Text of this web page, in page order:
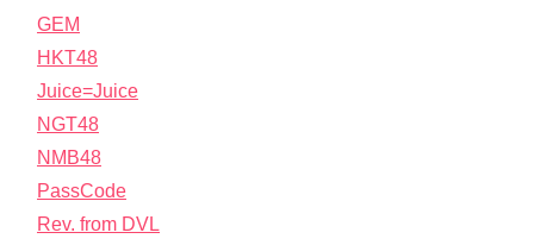
GEM
HKT48
Juice=Juice
NGT48
NMB48
PassCode
Rev. from DVL